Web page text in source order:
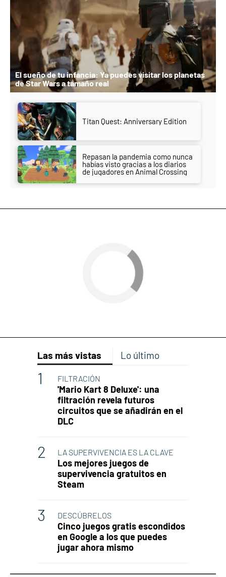
El sueño de tu infancia: Ya puedes visitar los planetas
de Star Wars a tamaño real
Titan Quest: Anniversary Edition
Repasan la pandemia como nunca
habías visto gracias a los diarios
de jugadores en Animal Crossing
Las más vistas Lo último
FILTRACIÓN
'Mario Kart 8 Deluxe': una
filtración revela futuros
circuitos que se añadirán en el
DLC
LA SUPERVIVENCIA ES LA CLAVE
Los mejores juegos de
supervivencia gratuitos en
Steam
DESCÚBRELOS
Cinco juegos gratis escondidos
en Google a los que puedes
jugar ahora mismo